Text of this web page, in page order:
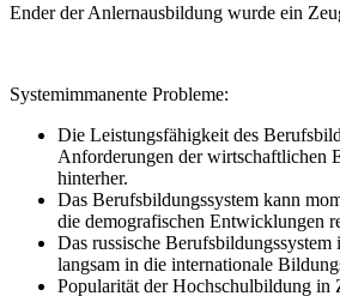
Ender der Anlernausbildung wurde ein
Systemimmanente Probleme:
Die Leistungsfähigkeit des
Anforderungen der wirtschaftlichen
hinterher.
Das Berufsbildungssystem kann
die demografischen Entwicklungen
Das russische Berufsbildungssystem
langsam in die internationale
Popularität der Hochschulbildung in